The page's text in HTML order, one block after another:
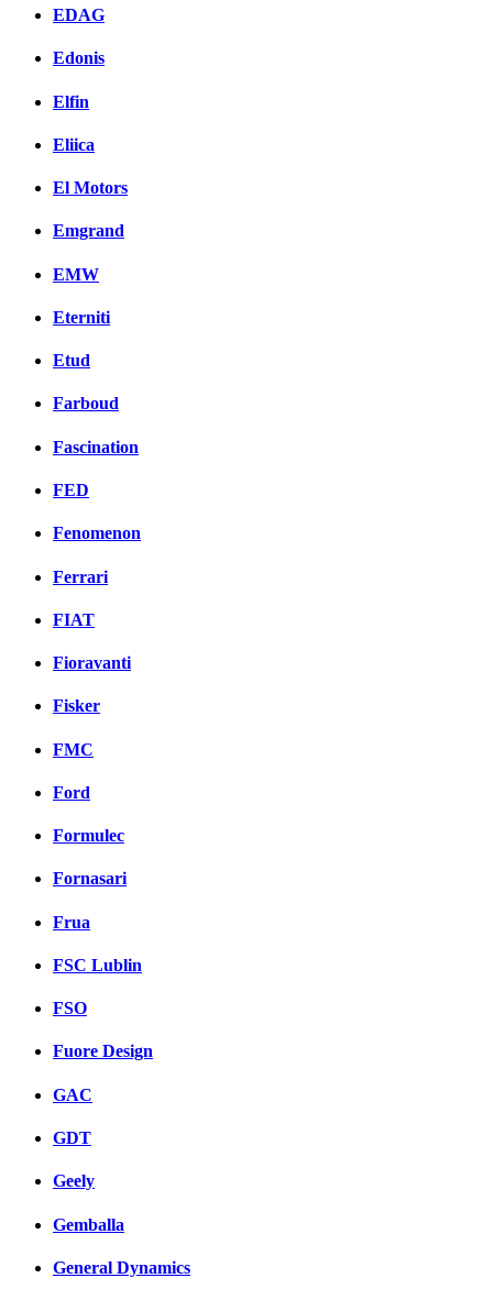
EDAG
Edonis
Elfin
Eliica
El Motors
Emgrand
EMW
Eterniti
Etud
Farboud
Fascination
FED
Fenomenon
Ferrari
FIAT
Fioravanti
Fisker
FMC
Ford
Formulec
Fornasari
Frua
FSC Lublin
FSO
Fuore Design
GAC
GDT
Geely
Gemballa
General Dynamics